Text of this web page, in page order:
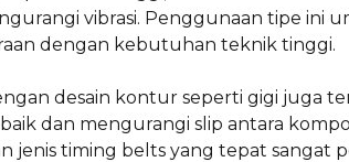
vibrasi. Penggunaan tipe ini
dengan kebutuhan teknik tinggi.
desain kontur seperti gigi juga
dan mengurangi slip antara
jenis timing belts yang tepat sangat